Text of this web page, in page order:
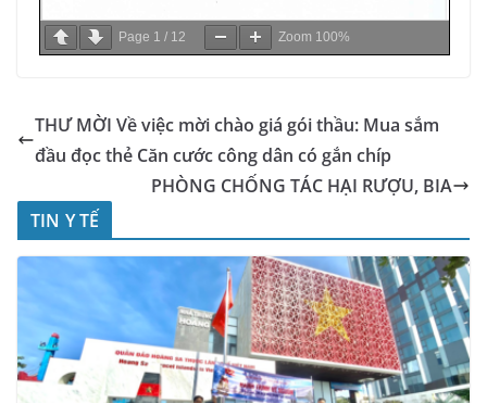
Page 1 / 12 Zoom 100%
THƯ MỜI Về việc mời chào giá gói thầu: Mua sắm
đầu đọc thẻ Căn cước công dân có gắn chíp
PHÒNG CHỐNG TÁC HẠI RƯỢU, BIA
TIN Y TẾ